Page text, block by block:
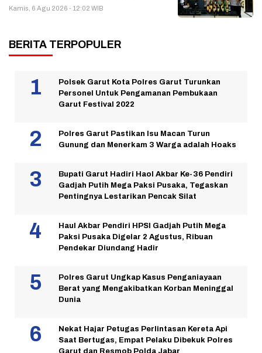
Kamis, 6 Agu 2026 - 12:02 WIB
BERITA TERPOPULER
Polsek Garut Kota Polres Garut Turunkan
Personel Untuk Pengamanan Pembukaan
Garut Festival 2022
Polres Garut Pastikan Isu Macan Turun
Gunung dan Menerkam 3 Warga adalah Hoaks
Bupati Garut Hadiri Haol Akbar Ke-36 Pendiri
Gadjah Putih Mega Paksi Pusaka, Tegaskan
Pentingnya Lestarikan Pencak Silat
Haul Akbar Pendiri HPSI Gadjah Putih Mega
Paksi Pusaka Digelar 2 Agustus, Ribuan
Pendekar Diundang Hadir
Polres Garut Ungkap Kasus Penganiayaan
Berat yang Mengakibatkan Korban Meninggal
Dunia
Nekat Hajar Petugas Perlintasan Kereta Api
Saat Bertugas, Empat Pelaku Dibekuk Polres
Garut dan Resmob Polda Jabar